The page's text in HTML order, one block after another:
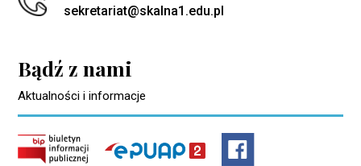
sekretariat@skalna1.edu.pl
Bądź z nami
Aktualności i informacje